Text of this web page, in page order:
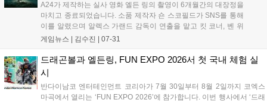
A24가 제작하는 실사 영화 엘든 링의 촬영이 6개월간의 대장정을
마치고 종료되었습니다. 소품 제작자 숀 스코필드가 SNS를 통해
이를 알렸으며 알렉스 가랜드 감독이 연출을 맡고 킷 코너, 벤 위
쇼 등 화려한 출연진이 참여했습니다. 후반 작업에 돌입한 영화
팬들의 기대감을 높이고 있습니다....
게임뉴스 | 김수진 07-31
드래곤볼과 엘든링, FUN EXPO 2026서 첫 국내 체험 실
시
반다이남코 엔터테인먼트 코리아가 7월 30일부터 8월 2일까지 코엑스
마곡에서 열리는 ‘FUN EXPO 2026’에 참가합니다. 이번 행사에서 ‘드래